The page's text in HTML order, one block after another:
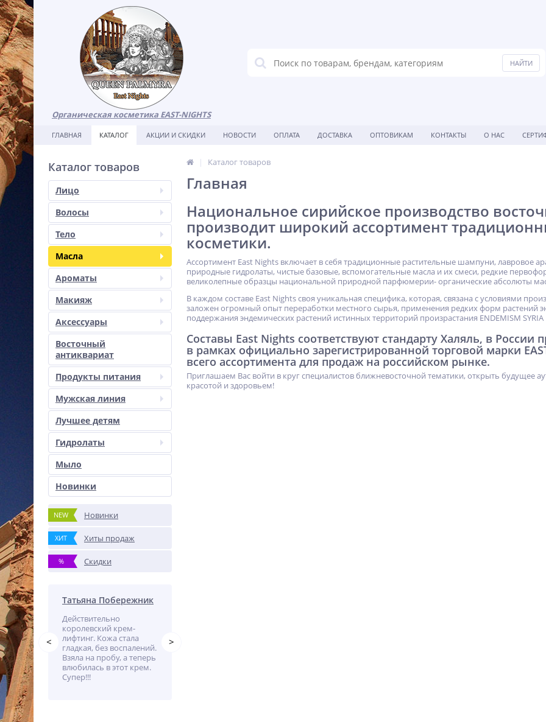
Органическая косметика EAST-NIGHTS
ГЛАВНАЯ КАТАЛОГ АКЦИИ И СКИДКИ НОВОСТИ ОПЛАТА ДОСТАВКА ОПТОВИКАМ КОНТАКТЫ О НАС
Каталог товаров
Лицо
Волосы
Тело
Масла
Ароматы
Макияж
Аксессуары
Восточный
антиквариат
Продукты питания
Мужская линия
Лучшее детям
Гидролаты
Мыло
Новинки
NEW Новинки
ХИТ Хиты продаж
% Скидки
<
Татьяна Побережник
Действительно
королевский крем-
лифтинг. Кожа стала
гладкая, без воспалений.
Взяла на пробу, а теперь
влюбилась в этот крем.
Супер!!!
>
Каталог товаров
Главная
Национальное сирийское производство
производит широкий ассортимент
косметики.
Ассортимент East Nights включает в себя традиционные растительные шампуни, лавровое
природные гидролаты, чистые базовые, вспомогательные масла и их смеси, редкие
великолепные образцы национальной природной парфюмерии- органические абсолюты
В каждом составе East Nights своя уникальная специфика, которая, связана с условиями
заложен огромный опыт переработки местного сырья, применения редких форм растений
поддержания эндемических растений истинных территорий произрастания ENDEMISM SYRIA
Составы East Nights соответствуют стандарту Халяль, в России
в рамках официально зарегистрированной торговой марки
всего ассортимента для продаж на российском рынке.
Приглашаем Вас войти в круг специалистов ближневосточной тематики, открыть будущее
красотой и здоровьем!